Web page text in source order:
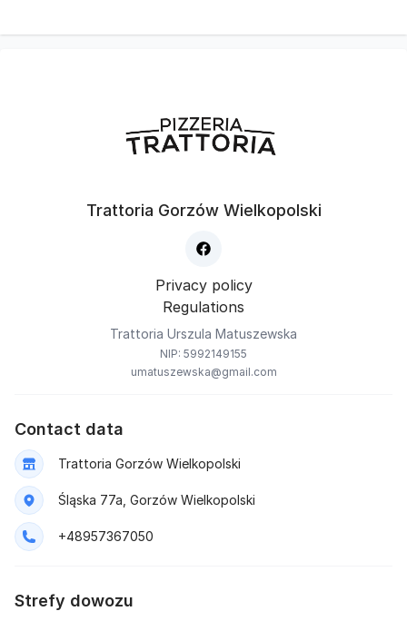
Trattoria Gorzów Wielkopolski
Privacy policy
Regulations
Trattoria Urszula Matuszewska
NIP: 5992149155
umatuszewska@gmail.com
Contact data
Trattoria Gorzów Wielkopolski
Śląska 77a, Gorzów Wielkopolski
+48957367050
Strefy dowozu